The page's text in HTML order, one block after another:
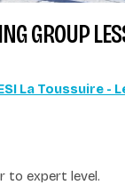
GROUP
La Toussuire -
to expert level.